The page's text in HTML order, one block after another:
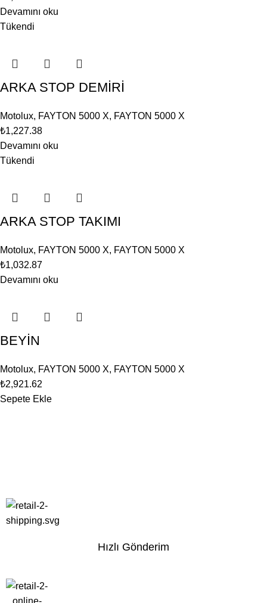
Devamını oku
Tükendi
ARKA STOP DEMİRİ
Motolux, FAYTON 5000 X, FAYTON 5000 X
₺1,227.38
Devamını oku
Tükendi
ARKA STOP TAKIMI
Motolux, FAYTON 5000 X, FAYTON 5000 X
₺1,032.87
Devamını oku
BEYİN
Motolux, FAYTON 5000 X, FAYTON 5000 X
₺2,921.62
Sepete Ekle
Hızlı Gönderim